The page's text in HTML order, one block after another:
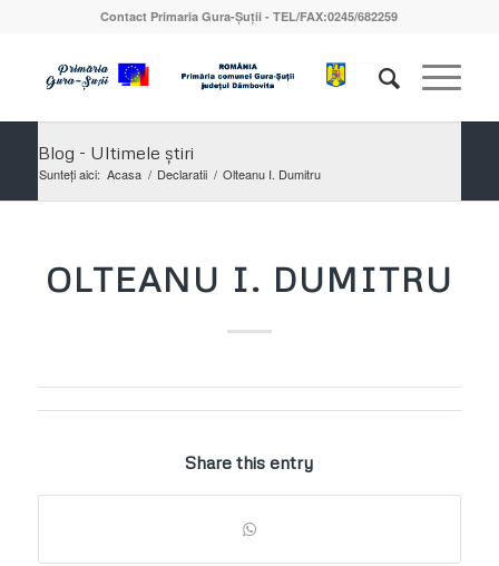
Contact Primaria Gura-Șuții - TEL/FAX:0245/682259
Blog - Ultimele știri
Sunteți aici: Acasa / Declaratii / Olteanu I. Dumitru
OLTEANU I. DUMITRU
Share this entry